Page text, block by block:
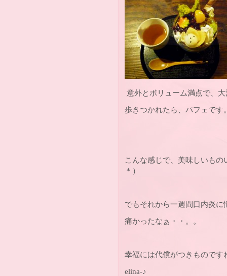
意外とボリューム満点で、
歩きつかれたら、パフェです
こんな感じで、美味しいも
＊）
でもそれから一週間口内炎
痛かったなぁ・・。。
幸福には代償がつきもので
elina-♪